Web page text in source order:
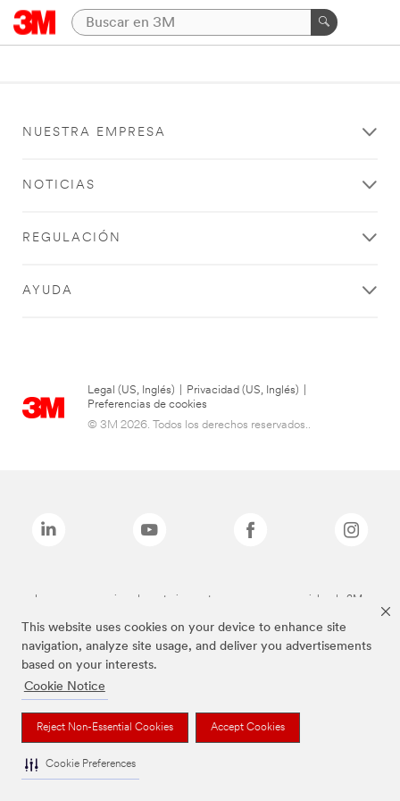
This website uses cookies on your device to enhance site
navigation, analyze site usage, and deliver you advertisements
based on your interests.
Cookie Notice
Reject Non-Essential Cookies Accept Cookies
Cookie Preferences
NUESTRA EMPRESA
NOTICIAS
REGULACIÓN
AYUDA
Legal (US, Inglés) Privacidad (US, Inglés)
Preferencias de cookies
© 3M 2026. Todos los derechos reservados..
Las marcas mencionadas anteriormente son marcas comerciales de 3M.